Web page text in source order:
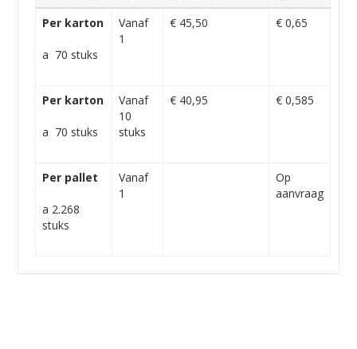
Per karton
a 70 stuks
Vanaf
1
€ 45,50 € 0,65
Per karton
a 70 stuks
Vanaf
10
stuks
€ 40,95 € 0,585
Per pallet
a 2.268
stuks
Vanaf
1
Op
aanvraag